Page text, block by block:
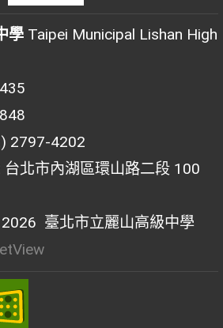
學 Taipei Municipal Lishan High
2797-4202
北市內湖區環山路二段 100
臺北市立麗山高級中學